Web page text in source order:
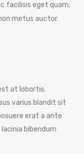
facilisis eget quam.
metus auctor
at lobortis.
varius blandit sit
erat a ante
bibendum